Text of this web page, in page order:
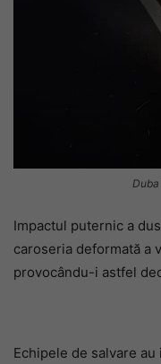
Impactul puternic a
caroseria deformată a
provocându-i astfel
Echipele de salvare